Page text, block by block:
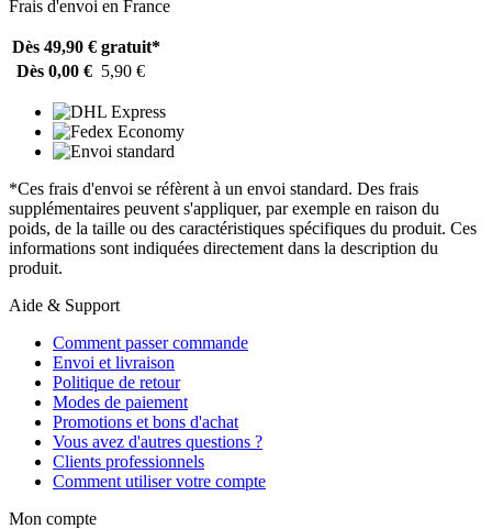
Frais d'envoi en France
Dès 49,90 € gratuit*
Dès 0,00 € 5,90 €
*Ces frais d'envoi se réfèrent à un envoi standard. Des frais
supplémentaires peuvent s'appliquer, par exemple en raison du
poids, de la taille ou des caractéristiques spécifiques du produit. Ces
informations sont indiquées directement dans la description du
produit.
Aide & Support
Comment passer commande
Envoi et livraison
Politique de retour
Modes de paiement
Promotions et bons d'achat
Vous avez d'autres questions ?
Clients professionnels
Comment utiliser votre compte
Mon compte